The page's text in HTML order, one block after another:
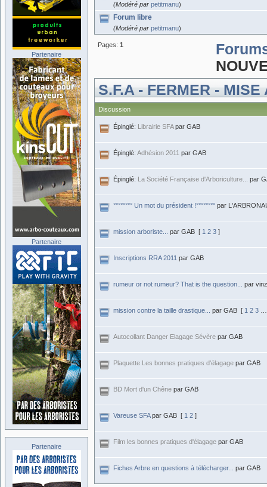
(Modéré par petitmanu)
Forum libre
(Modéré par petitmanu)
Pages: 1
S.F.A - FERMER -
Discussion
Épinglé: Librairie SFA par GAB
Épinglé:Adhésion 2011 par GAB
Épinglé: La Société Française d'Arboriculture... par
°°°°°°°° Un mot du président !°°°°°°°° par
mission arboriste... par GAB [ 1 2 3 ]
Inscriptions RRA 2011 par GAB
rumeur or not rumeur? That is the question... par
mission contre la taille drastique... par GAB [ 1 2 3
Autocollant Danger Elagage Sévère par GAB
Plaquette Les bonnes pratiques d'élagage par GAB
BD Mort d'un Chêne par GAB
Vareuse SFA par GAB [ 1 2 ]
Film les bonnes pratiques d'élagage par GAB
Fiches Arbre en questions à télécharger... par GAB
Partenaire
Partenaire
Partenaire